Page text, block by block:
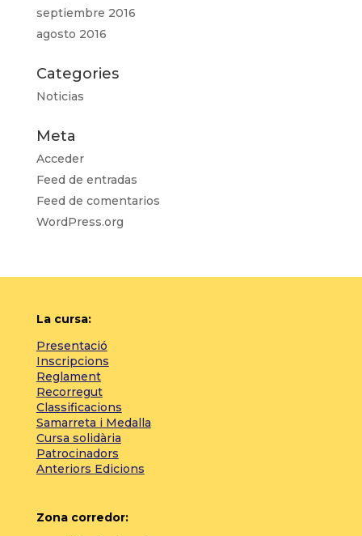
septiembre 2016
agosto 2016
Categories
Noticias
Meta
Acceder
Feed de entradas
Feed de comentarios
WordPress.org
La cursa:
Presentació
Inscripcions
Reglament
Recorregut
Classificacions
Samarreta i Medalla
Cursa solidària
Patrocinadors
Anteriors Edicions
Zona corredor: